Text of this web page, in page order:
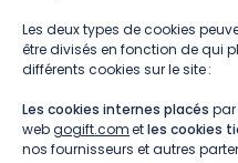
Les deux types de cookies
être divisés en fonction de qui
différents cookies sur le site :
Les cookies internes placés par
webgogift.cometles cookies
nos fournisseurs et autres